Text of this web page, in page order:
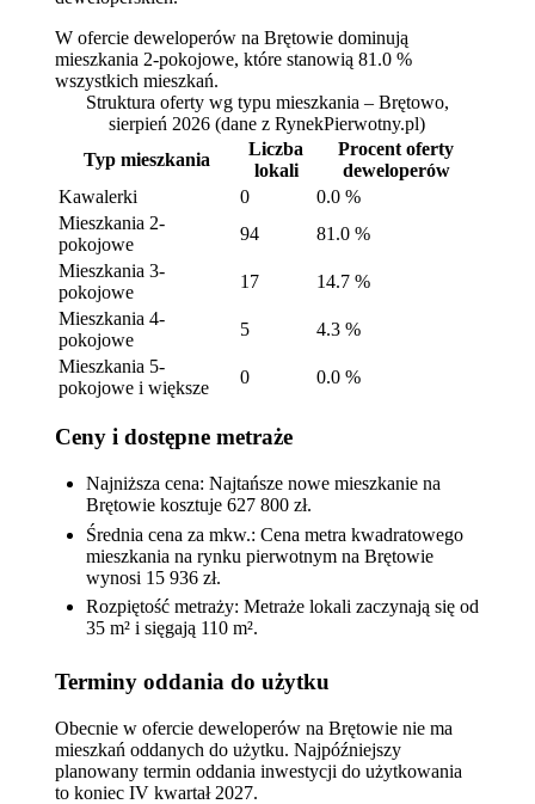
W ofercie deweloperów na Brętowie dominują
mieszkania 2-pokojowe, które stanowią 81.0 %
wszystkich mieszkań.
Struktura oferty wg typu mieszkania – Brętowo,
sierpień 2026 (dane z RynekPierwotny.pl)
Typ mieszkania
Liczba
lokali
Procent oferty
deweloperów
Kawalerki
0
0.0 %
Mieszkania 2-
pokojowe
94
81.0 %
Mieszkania 3-
pokojowe
17
14.7 %
Mieszkania 4-
pokojowe
5
4.3 %
Mieszkania 5-
pokojowe i większe
0 0.0 %
Ceny i dostępne metraże
Najniższa cena: Najtańsze nowe mieszkanie na
Brętowie kosztuje 627 800 zł.
Średnia cena za mkw.: Cena metra kwadratowego
mieszkania na rynku pierwotnym na Brętowie
wynosi 15 936 zł.
Rozpiętość metraży: Metraże lokali zaczynają się od
35 m² i sięgają 110 m².
Terminy oddania do użytku
Obecnie w ofercie deweloperów na Brętowie nie ma
mieszkań oddanych do użytku. Najpóźniejszy
planowany termin oddania inwestycji do użytkowania
to koniec IV kwartał 2027.